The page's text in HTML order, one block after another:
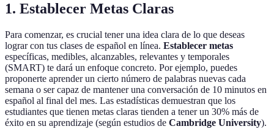
1. Establecer Metas Claras
Para comenzar, es crucial tener una idea clara de lo que deseas
lograr con tus clases de español en línea. Establecer metas
específicas, medibles, alcanzables, relevantes y temporales
(SMART) te dará un enfoque concreto. Por ejemplo, puedes
proponerte aprender un cierto número de palabras nuevas cada
semana o ser capaz de mantener una conversación de 10 minutos en
español al final del mes. Las estadísticas demuestran que los
estudiantes que tienen metas claras tienden a tener un 30% más de
éxito en su aprendizaje (según estudios de Cambridge University).